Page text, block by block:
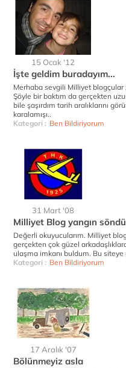
15 Ocak '12
İşte geldim buradayım...
Merhaba sevgili Milliyet blogçular ;
Şöyle bir baktım da gerçekten
bile şaşırdım tarih aralıklarını
karalamışı..
Kategori : Ben Bildiriyorum
31 Mart '08
Milliyet Blog yangın
Değerli okuyucularım. Milliyet
gerçekten çok güzel
ulaşma imkanı buldum. Bu siteye
Kategori : Ben Bildiriyorum
17 Aralık '07
Bölünmeyiz asla